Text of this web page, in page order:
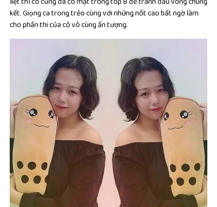
kết. Giọng ca trong trẻo cùng với những nốt cao bất ngờ làm
cho phần thi của cô vô cùng ấn tượng.